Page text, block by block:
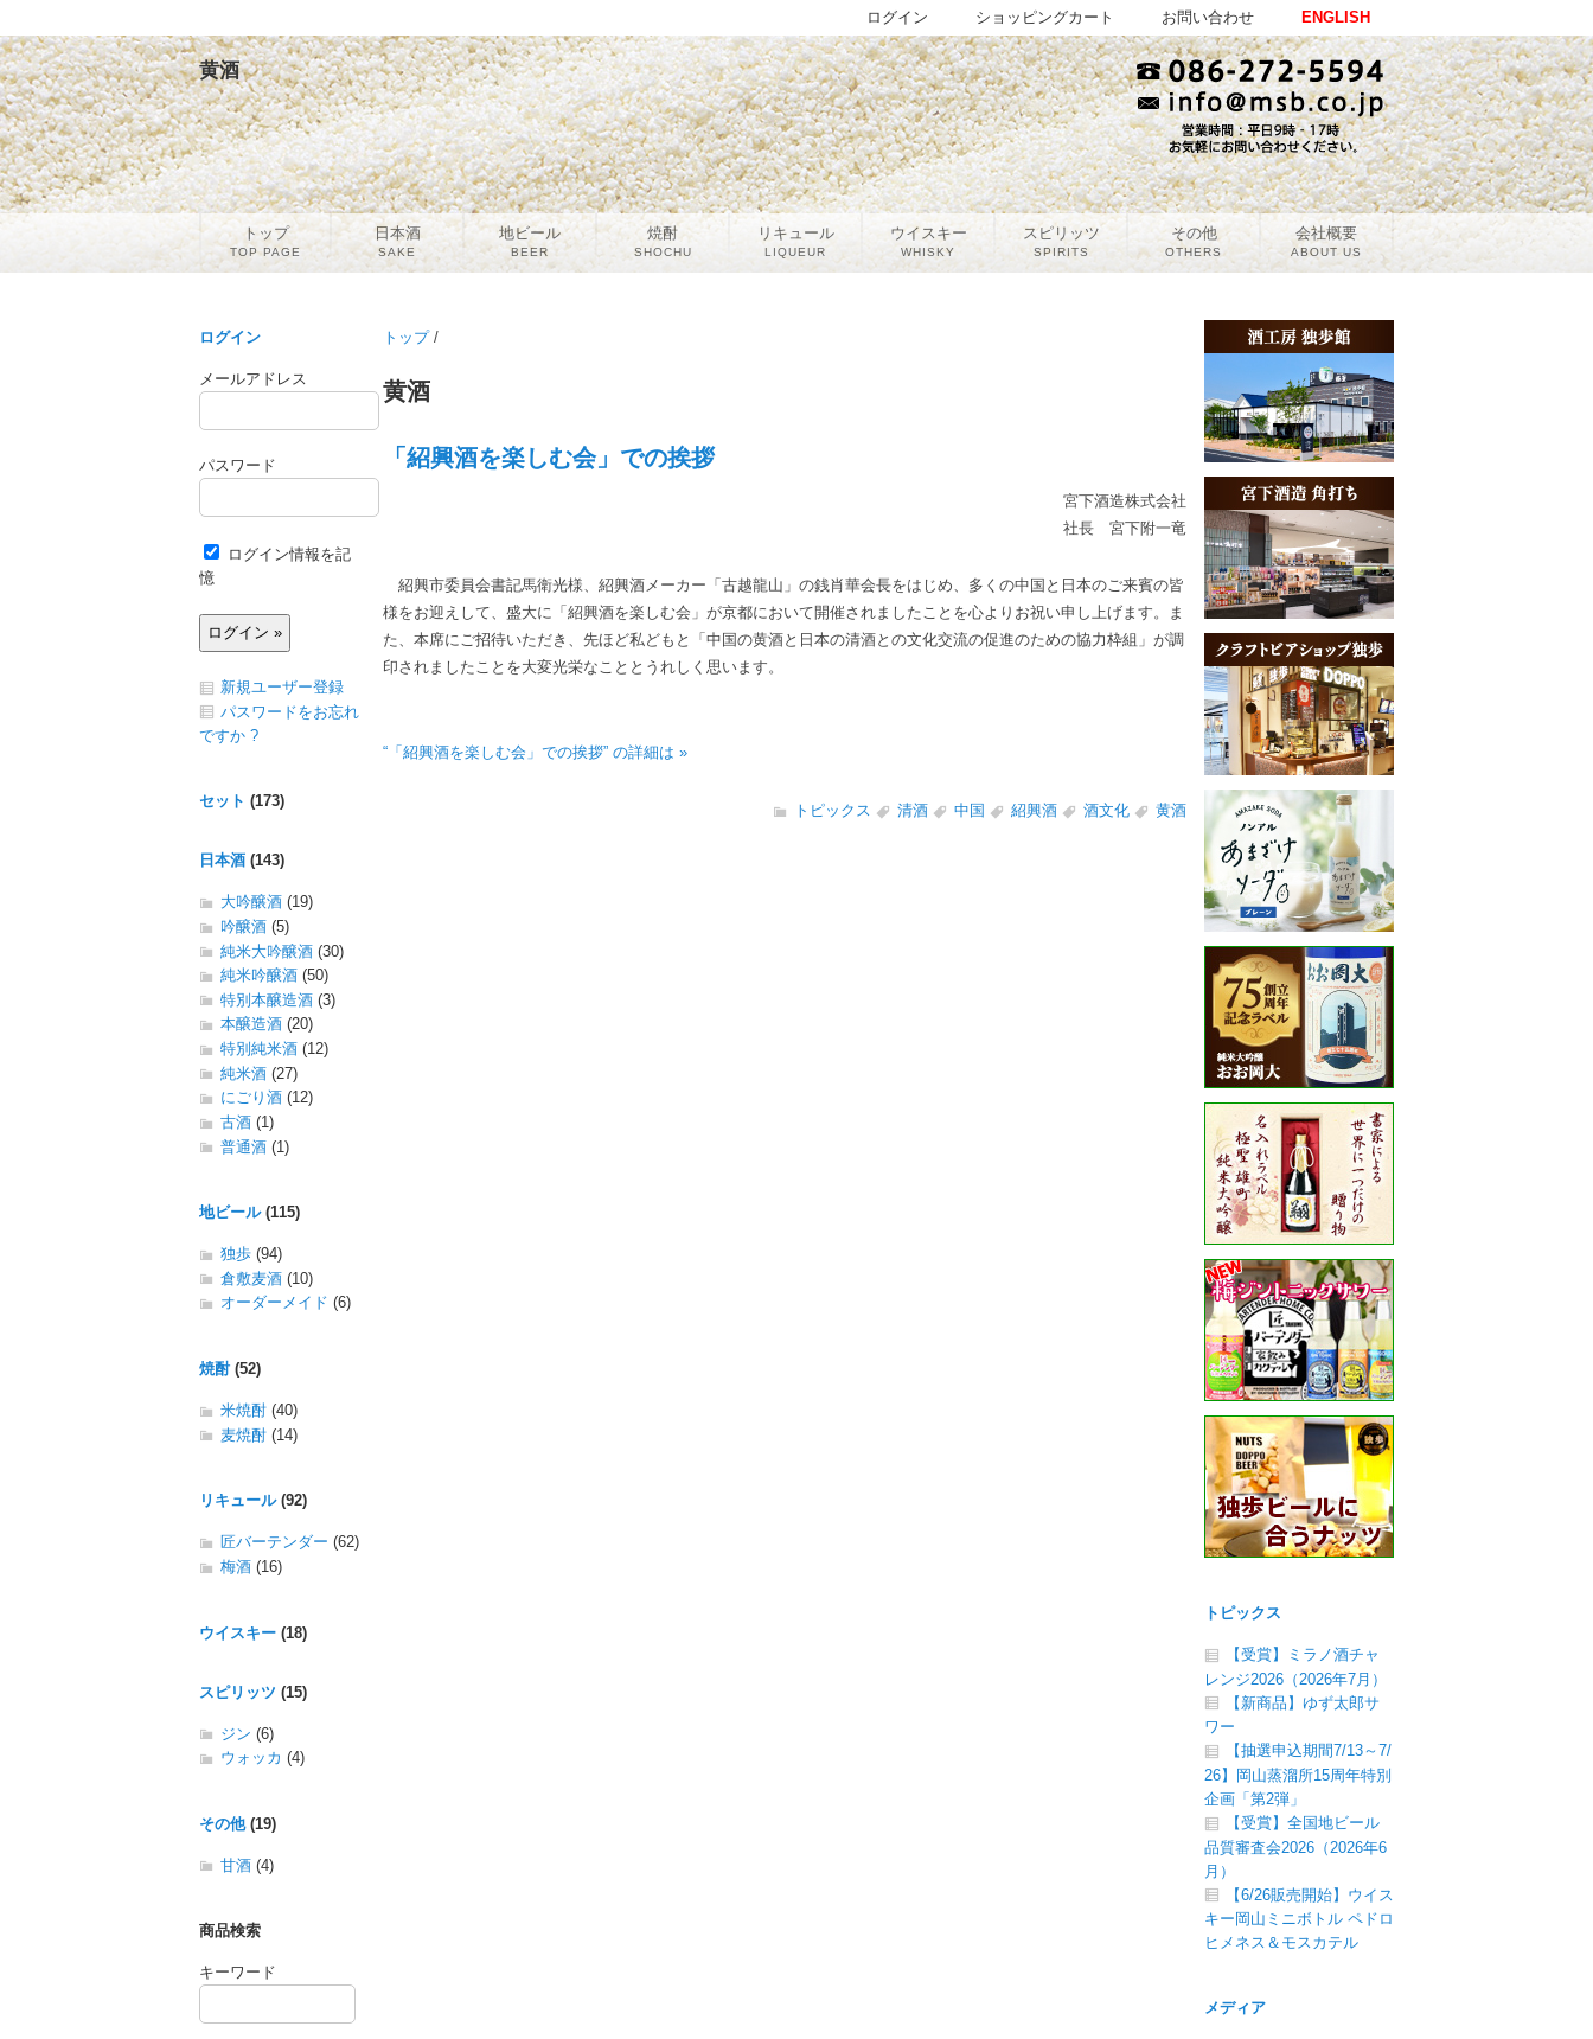
黄酒
トップ/
黄酒
「紹興酒を楽しむ会」での挨拶
宮下酒造株式会社
社長 宮下附一竜
紹興市委員会書記馬衛光様、紹興酒メーカー「古越龍山」の銭肖華会長をはじめ、多くの中国と日本のご来賓の皆
様をお迎えして、盛大に「紹興酒を楽しむ会」が京都において開催されましたことを心よりお祝い申し上げます。ま
た、本席にご招待いただき、先ほど私どもと「中国の黄酒と日本の清酒との文化交流の促進のための協力枠組」が調
印されましたことを大変光栄なこととうれしく思います。
“「紹興酒を楽しむ会」での挨拶” の詳細は »
トピックス 清酒 中国 紹興酒 酒文化 黄酒
ログイン
メールアドレス
パスワード
ログイン情報を記
憶
新規ユーザー登録
パスワードをお忘れ
ですか ?
セット (173)
日本酒 (143)
大吟醸酒 (19)
吟醸酒 (5)
純米大吟醸酒 (30)
純米吟醸酒 (50)
特別本醸造酒 (3)
本醸造酒 (20)
特別純米酒 (12)
純米酒 (27)
にごり酒 (12)
古酒 (1)
普通酒 (1)
地ビール(115)
独歩 (94)
倉敷麦酒 (10)
オーダーメイド (6)
焼酎(52)
米焼酎 (40)
麦焼酎 (14)
リキュール(92)
匠バーテンダー (62)
梅酒 (16)
ウイスキー (18)
スピリッツ (15)
ジン (6)
ウォッカ (4)
その他(19)
甘酒 (4)
商品検索
キーワード
トピックス
【受賞】ミラノ酒チャ
レンジ2026（2026年7月）
【新商品】ゆず太郎サ
ワー
【抽選申込期間7/13～7/
26】岡山蒸溜所15周年特別
企画「第2弾」
【受賞】全国地ビール
品質審査会2026（2026年6
月）
【6/26販売開始】ウイス
キー岡山ミニボトル ペドロ
ヒメネス＆モスカテル
メディア
トップ
TOP PAGE
日本酒
SAKE
地ビール
BEER
焼酎
SHOCHU
リキュール
LIQUEUR
ウイスキー
WHISKY
スピリッツ
SPIRITS
その他
OTHERS
会社概要
ABOUT US
ENGLISH
お問い合わせ
ショッピングカート
ログイン